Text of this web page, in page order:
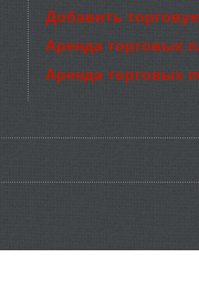
Добавить
Аренда торговых
Аренда торговых